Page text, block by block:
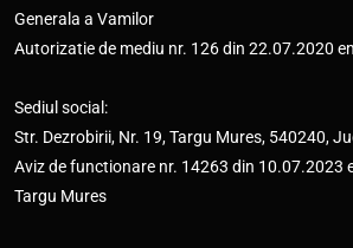
Generala a Vamilor
Autorizatie de mediu nr. 126 din 22.07.2020
Sediul social:
Str. Dezrobirii, Nr. 19, Targu Mures, 540240,
Aviz de functionare nr. 14263 din 10.07.2023
Targu Mures